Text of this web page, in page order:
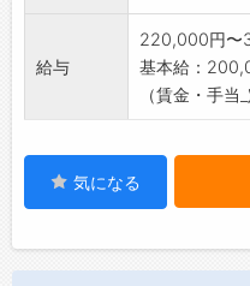
給与
220,000円〜
基本給：
（賃金・手
気になる